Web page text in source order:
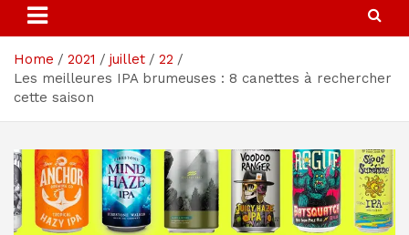
Home 2021 juillet
22
Les meilleures IPA brumeuses : 8 canettes à rechercher
cette saison